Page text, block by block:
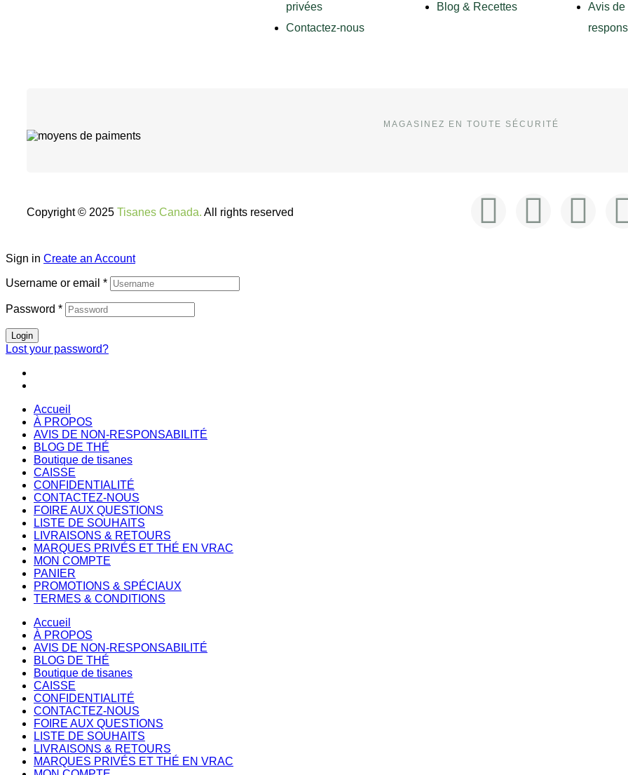
privées
Contactez-nous
Blog & Recettes
Avis de
MAGASINEZ EN TOUTE SÉCURITÉ
Copyright © 2025 Tisanes Canada. All rights reserved
Sign in Create an Account
Username or email *
Password *
Login
Lost your password?
Accueil
À PROPOS
AVIS DE NON-RESPONSABILITÉ
BLOG DE THÉ
Boutique de tisanes
CAISSE
CONFIDENTIALITÉ
CONTACTEZ-NOUS
FOIRE AUX QUESTIONS
LISTE DE SOUHAITS
LIVRAISONS & RETOURS
MARQUES PRIVÉS ET THÉ EN VRAC
MON COMPTE
PANIER
PROMOTIONS & SPÉCIAUX
TERMES & CONDITIONS
Accueil
À PROPOS
AVIS DE NON-RESPONSABILITÉ
BLOG DE THÉ
Boutique de tisanes
CAISSE
CONFIDENTIALITÉ
CONTACTEZ-NOUS
FOIRE AUX QUESTIONS
LISTE DE SOUHAITS
LIVRAISONS & RETOURS
MARQUES PRIVÉS ET THÉ EN VRAC